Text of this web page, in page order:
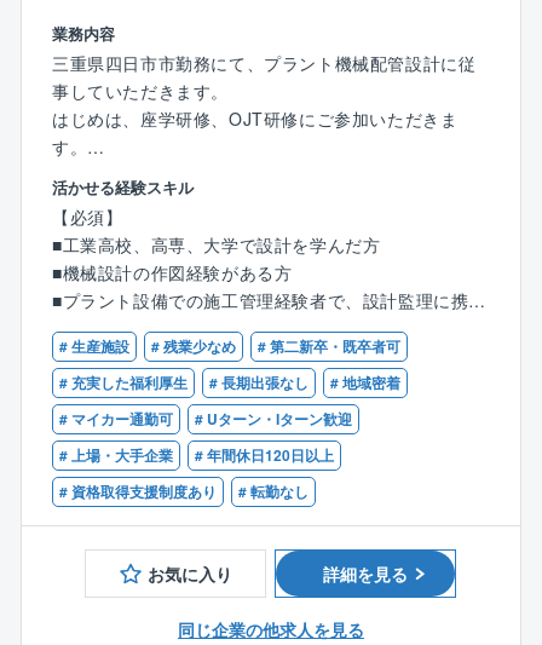
業務内容
三重県四日市市勤務にて、プラント機械配管設計に従
事していただきます。
はじめは、座学研修、OJT研修にご参加いただきま
す。
※研修の期間に関しましては、ご本人様のレベルに合わ
せまして変動致します。
【業務内容】
■プラント設備やプラント配管に関する、基本設計並び
に詳細設計業務を担当いただきます。
■親会社への設計業務サポート
■設計のための現場調査
■見積書作成
■基本設計/詳細設計の作成及び作成指示
■設計図書の管理
■官庁申請資料の作成 など
【変更の範囲：会社の定める業務】
【同社の特徴】
■長期スパンの仕事が多く、建設後もメンテナンスの受
注が安定的にあります。高純度シリコン／東ソー／三
活かせる経験スキル
【必須】
■工業高校、高専、大学で設計を学んだ方
■機械設計の作図経験がある方
■プラント設備での施工管理経験者で、設計監理に携わ
りたい方
【歓迎】
■CADを用いた実務経験がある方
■人とコミュニケーションを取るのが好きな方
■プラント建設関連の経験がある方（種類2D/3D：Auto
CAD/EyeCAD）
# 生産施設 # 残業少なめ
# 第二新卒・既卒者可
# 充実した福利厚生
# 長期出張なし
# 地域密着
# マイカー通勤可
# Uターン・Iターン歓迎
# 上場・大手企業
# 年間休日120日以上
# 資格取得支援制度あり
# 転勤なし
お気に入り 詳細を見る
同じ企業の他求人を見る